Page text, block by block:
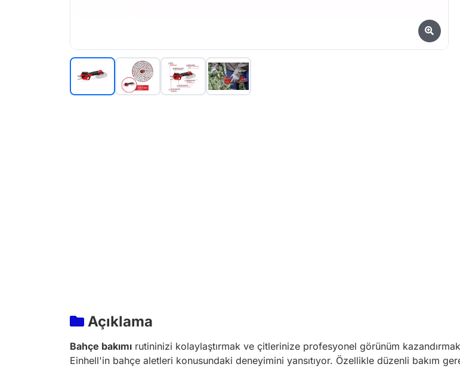
Açıklama
Bahçe bakımı rutininizi kolaylaştırmak ve çitlerinize profesyonel görünüm
Einhell'in bahçe aletleri konusundaki deneyimini yansıtıyor. Özellikle düzenli bakım